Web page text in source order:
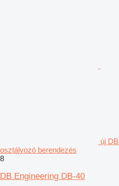
új
osztályozó berendezés
8
DB Engineering DB-40